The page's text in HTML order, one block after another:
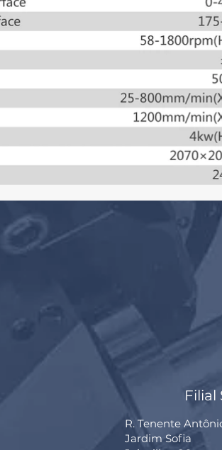
Filial
R. Tenente
Jardim Sofia